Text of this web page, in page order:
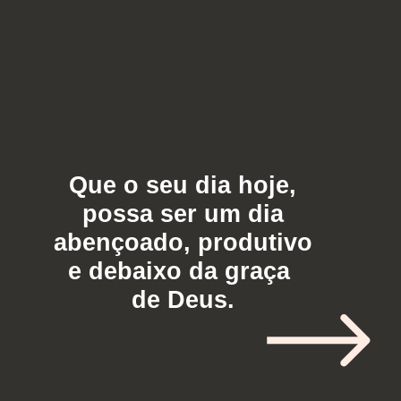
Que o seu dia hoje,
possa ser um dia
abençoado, produtivo
e debaixo da graça
de Deus.